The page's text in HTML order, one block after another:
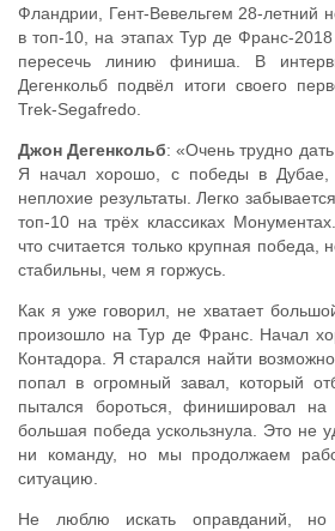
Фландрии, Гент-Вевельгем 28-летний
в топ-10, на этапах Тур де Франс-
пересечь линию финиша. В
Дегенкольб подвёл итоги своего
Trek-Segafredo.
Джон Дегенкольб: «Очень трудно
Я начал хорошо, с победы в Дубае,
неплохие результаты. Легко
топ-10 на трёх классиках
что считается только крупная победа,
стабильны, чем я горжусь.
Как я уже говорил, не хватает
произошло на Тур де Франс. Начал
Контадора. Я старался найти
попал в огромный завал, который
пытался бороться, финишировал
большая победа ускользнула. Это не
ни команду, но мы продолжаем
ситуацию.
Не люблю искать оправданий, но